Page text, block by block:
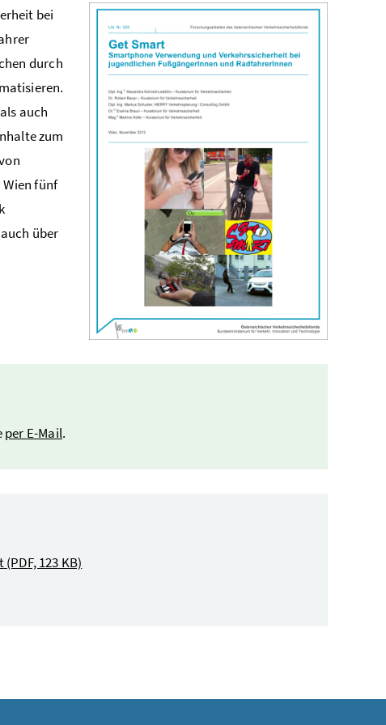
bei
durch
auch
zum
fünf
über
per E-Mail.
(PDF, 123 KB)